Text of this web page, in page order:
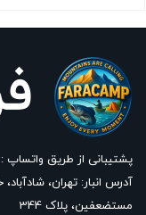
پشتیبانی از طریق واتساپ :
مستضعفین، پلاک 344